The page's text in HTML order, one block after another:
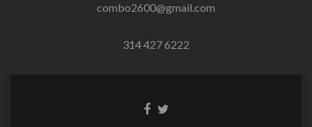
combo2600@gmail.com
314 427 6222
EnlaceEnlace